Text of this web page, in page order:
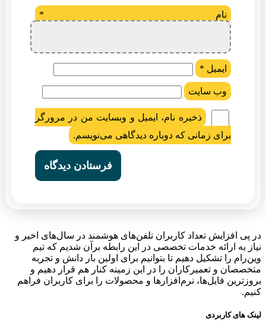
نام *
ایمیل *
وب‌ سایت
ذخیره نام، ایمیل و وبسایت من در مرورگر
برای زمانی که دوباره دیدگاهی می‌نویسم.
در پی افزایش تعداد کاربران تلفن‌های هوشمند در سال‌های اخیر و
نیاز به ارائه خدمات تخصصی در این رابطه برآن شدیم که تیم
وین‌رام را تشکیل دهیم تا بتوانیم برای اولین بار دانش و تجربه
متخصصان و تعمیرکاران را در این زمینه کنار هم قرار دهیم و
بروزترین فایل‌ها، نرم‌افزارها و محصولات را برای کاربران فراهم
کنیم.
لینک های کاربردی